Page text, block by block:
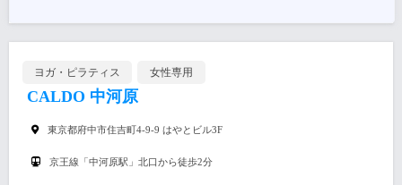
ヨガ・ピラティス 女性専用
CALDO 中河原
東京都府中市住吉町4-9-9 はやとビル3F
京王線「中河原駅」北口から徒歩2分